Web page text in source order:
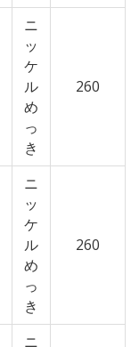
ニ
ッ
ケ
ル
め
っ
き
260
ニ
ッ
ケ
ル
め
っ
き
260
ニ